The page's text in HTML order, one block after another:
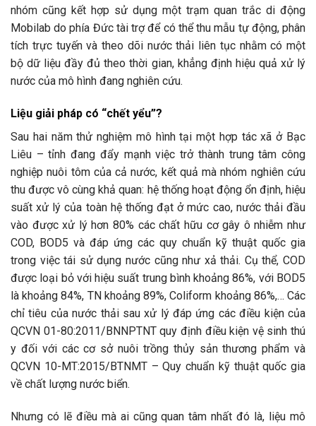
nhóm cũng kết hợp sử dụng một trạm quan trắc di động
Mobilab do phía Đức tài trợ để có thể thu mẫu tự động, phân
tích trực tuyến và theo dõi nước thải liên tục nhằm có một
bộ dữ liệu đầy đủ theo thời gian, khẳng định hiệu quả xử lý
nước của mô hình đang nghiên cứu.
Liệu giải pháp có “chết yểu”?
Sau hai năm thử nghiệm mô hình tại một hợp tác xã ở Bạc
Liêu – tỉnh đang đẩy mạnh việc trở thành trung tâm công
nghiệp nuôi tôm của cả nước, kết quả mà nhóm nghiên cứu
thu được vô cùng khả quan: hệ thống hoạt động ổn định, hiệu
suất xử lý của toàn hệ thống đạt ở mức cao, nước thải đầu
vào được xử lý hơn 80% các chất hữu cơ gây ô nhiễm như
COD, BOD5 và đáp ứng các quy chuẩn kỹ thuật quốc gia
trong việc tái sử dụng nước cũng như xả thải. Cụ thể, COD
được loại bỏ với hiệu suất trung bình khoảng 86%, với BOD5
là khoảng 84%, TN khoảng 89%, Coliform khoảng 86%,… Các
chỉ tiêu của nước thải sau xử lý đáp ứng các điều kiện của
QCVN 01-80:2011/BNNPTNT quy định điều kiện vệ sinh thú
y đối với các cơ sở nuôi trồng thủy sản thương phẩm và
QCVN 10-MT:2015/BTNMT – Quy chuẩn kỹ thuật quốc gia
về chất lượng nước biển.
Nhưng có lẽ điều mà ai cũng quan tâm nhất đó là, liệu mô